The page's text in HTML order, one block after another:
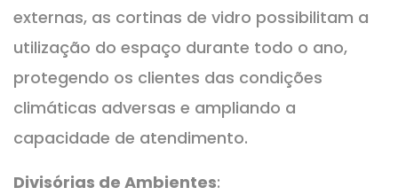
externas, as cortinas de vidro possibilitam a
utilização do espaço durante todo o ano,
protegendo os clientes das condições
climáticas adversas e ampliando a
capacidade de atendimento.
Divisórias de Ambientes: